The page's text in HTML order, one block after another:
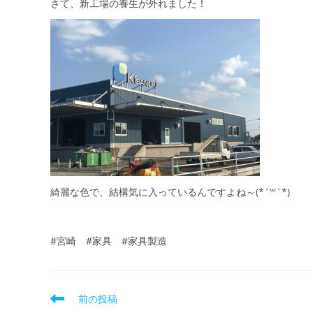
さて、新工場の養生が外れました！
綺麗な色で、結構気に入っているんですよね～(*´꒳`*)
#宮崎 #家具 #家具製造
前の投稿